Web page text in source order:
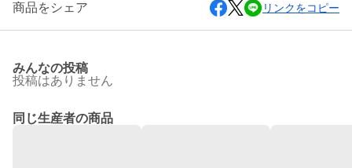
商品をシェア リンクをコピー
みんなの投稿
投稿はありません
同じ生産者の商品